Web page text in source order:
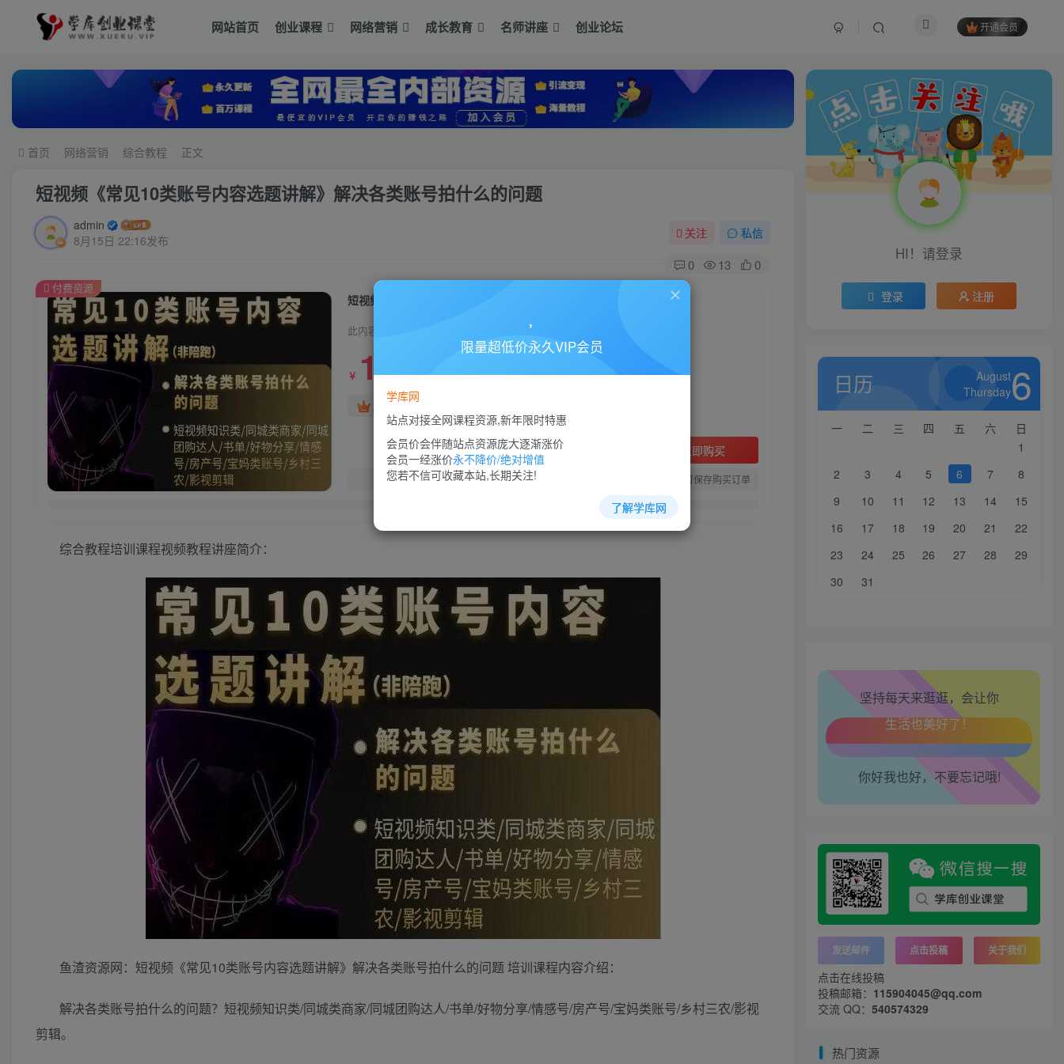
网站首页 创业课程 网络营销 成长教育 名师讲座 创业论坛 开通会员
首页 网络营销 综合教程 正文
短视频《常见10类账号内容选题讲解》解决各类账号拍什么的问题
admin
8月15日 22:16发布
关注 私信
0 13 0
短视频《常见10类账号内容选题讲解》解决各类账号拍什么的问题
此内容为付费资源，请付费后查看
￥ 10￥88
超级会员免费
立即购买
您当前未登录！建议登陆后购买，可保存购买订单
付费资源
综合教程培训课程视频教程讲座简介：
鱼渣资源网：短视频《常见10类账号内容选题讲解》解决各类账号拍什么的问题 培训课程内容介绍：
解决各类账号拍什么的问题？短视频知识类/同城类商家/同城团购达人/书单/好物分享/情感号/房产号/宝妈类账号/乡村三农/影视
剪辑。
HI！请登录
登录 注册
日历
August
Thursday6
一 二 三 四 五 六
日
1
2
3 4 5 6 7
8
9
10 11 12 13 14
15
16
17 18 19 20 21
22
23
24 25 26 27 28
29
30
31
坚持每天来逛逛，会让你
生活也美好了！
腰也不酸了！
工作也轻松了！
你好我也好，不要忘记哦!
发送邮件 点击投稿 关于我们
点击在线投稿
投稿邮箱： 115904045@qq.com
交流 QQ： 540574329
热门资源
限量超低价永久VIP会员
学库网
站点对接全网课程资源,新年限时特惠
会员价会伴随站点资源庞大逐渐涨价
会员一经涨价永不降价/绝对增值
您若不信可收藏本站,长期关注!
了解学库网